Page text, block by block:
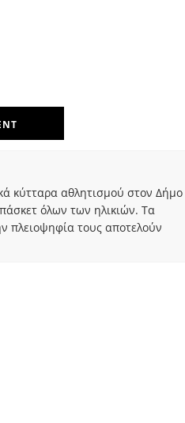
κύτταρα αθλητισμού στον Δήμο
όλων των ηλικιών. Τα
πλειοψηφία τους αποτελούν